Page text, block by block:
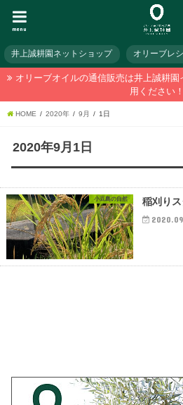
menu
井上誠耕園ネットショップ オリーブレ
オリーブオイルの通信販売は井上誠耕
用ください！
HOME 2020年 9月 1日
2020年9月1日
小豆島の自然 稲刈りス